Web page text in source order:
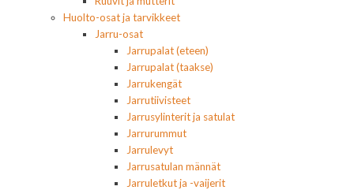
Huolto-osat ja tarvikkeet
Jarru-osat
Jarrupalat (eteen)
Jarrupalat (taakse)
Jarrukengät
Jarrutiivisteet
Jarrusylinterit ja satulat
Jarrurummut
Jarrulevyt
Jarrusatulan männät
Jarruletkut ja -vaijerit